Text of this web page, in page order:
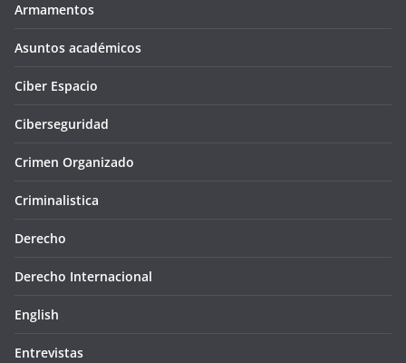
Armamentos
Asuntos académicos
Ciber Espacio
Ciberseguridad
Crimen Organizado
Criminalistica
Derecho
Derecho Internacional
English
Entrevistas